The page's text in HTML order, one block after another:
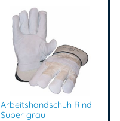
Arbeitshandschuh Rind
Super grau